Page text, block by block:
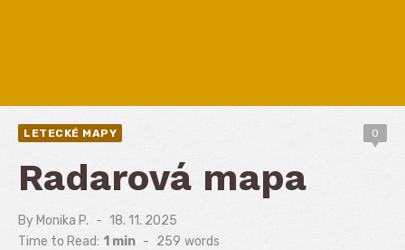
LETECKÉ MAPY 0
Radarová mapa
By Monika P.
Posted
on
18. 11. 2025
Time to Read: 1 min - 259 words